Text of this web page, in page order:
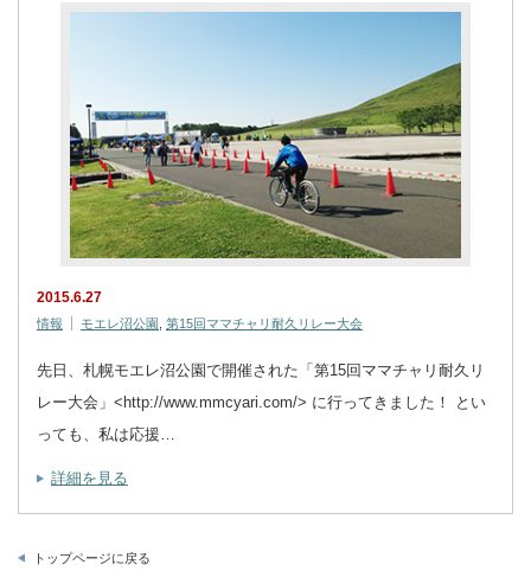
2015.6.27
情報 モエレ沼公園 , 第15回ママチャリ耐久リレー大会
先日、札幌モエレ沼公園で開催された「第15回ママチャリ耐久リ
レー大会」<http://www.mmcyari.com/> に行ってきました！ とい
っても、私は応援…
詳細を見る
トップページに戻る